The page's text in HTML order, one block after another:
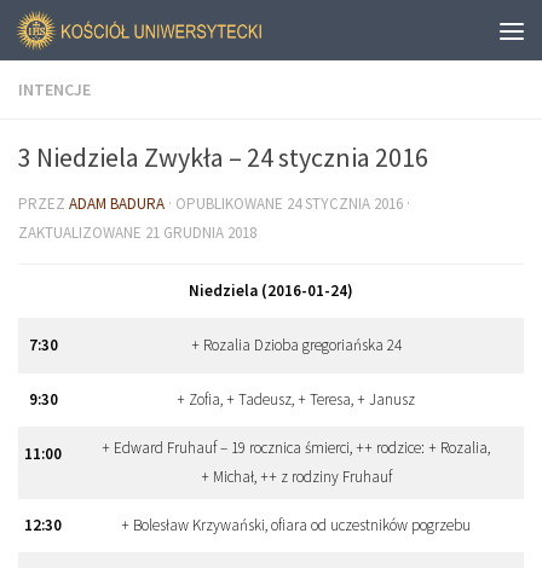
INTENCJE
3 Niedziela Zwykła – 24 stycznia 2016
PRZEZ ADAM BADURA · OPUBLIKOWANE 24 STYCZNIA 2016 ·
ZAKTUALIZOWANE 21 GRUDNIA 2018
Niedziela (2016-01-24)
7:30 + Rozalia Dzioba gregoriańska 24
9:30 + Zofia, + Tadeusz, + Teresa, + Janusz
11:00
+ Edward Fruhauf – 19 rocznica śmierci, ++ rodzice: + Rozalia,
+ Michał, ++ z rodziny Fruhauf
12:30 + Bolesław Krzywański, ofiara od uczestników pogrzebu